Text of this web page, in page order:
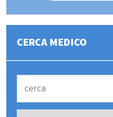
CERCA MEDICO